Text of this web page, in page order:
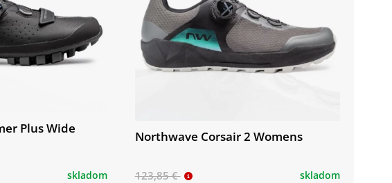
Plus Wide
skladom
Northwave Corsair 2 Womens
123,85 € skladom